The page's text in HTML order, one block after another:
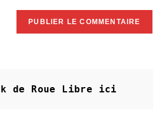
de Roue Libre ici